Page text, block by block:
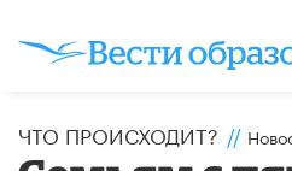
ЧТО ПРОИСХОДИТ? //